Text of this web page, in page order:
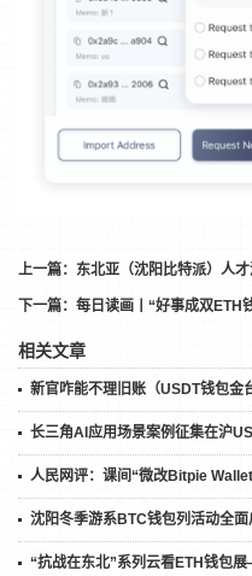
上一篇： 东北亚（沈阳比特派）人
下一篇： 每日读画丨“好事成双ETH
相关文章
新官咋能不理旧账（USDT钱包金
长三角AI应用场景案例征集在沪
人民网评：课间“微改Bitpie
沈阳冬季游系BTC钱包列活动全面
“抗战在东北”系列云看ETH钱包